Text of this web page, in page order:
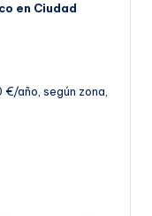
en Ciudad
€/año, según zona,